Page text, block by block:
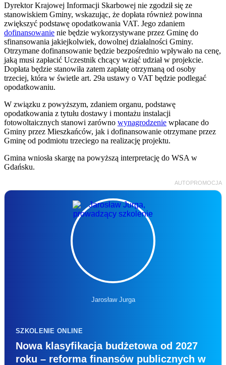
Dyrektor Krajowej Informacji Skarbowej nie zgodził się ze
stanowiskiem Gminy, wskazując, że dopłata również powinna
zwiększyć podstawę opodatkowania VAT. Jego zdaniem
dofinansowanie nie będzie wykorzystywane przez Gminę do
sfinansowania jakiejkolwiek, dowolnej działalności Gminy.
Otrzymane dofinansowanie będzie bezpośrednio wpływało na cenę,
jaką musi zapłacić Uczestnik chcący wziąć udział w projekcie.
Dopłata będzie stanowiła zatem zapłatę otrzymaną od osoby
trzeciej, która w świetle art. 29a ustawy o VAT będzie podlegać
opodatkowaniu.
W związku z powyższym, zdaniem organu, podstawę
opodatkowania z tytułu dostawy i montażu instalacji
fotowoltaicznych stanowi zarówno wynagrodzenie wpłacane do
Gminy przez Mieszkańców, jak i dofinansowanie otrzymane przez
Gminę od podmiotu trzeciego na realizację projektu.
Gmina wniosła skargę na powyższą interpretację do WSA w
Gdańsku.
AUTOPROMOCJA
Jarosław Jurga
SZKOLENIE ONLINE
Nowa klasyfikacja budżetowa od 2027
roku – reforma finansów publicznych w